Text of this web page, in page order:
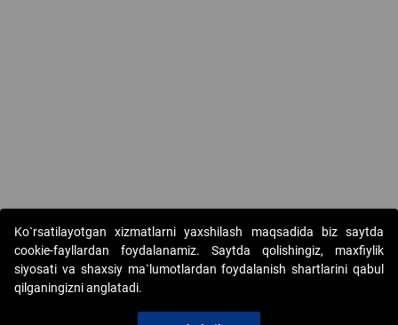
Copyright © 2017-2026. "Elektron onlayn-auksionlarni
tashkil etish" AJ. Barcha huquqlar himoyalangan
Ko`rsatilayotgan xizmatlarni yaxshilash maqsadida biz saytda
cookie-fayllardan foydalanamiz. Saytda qolishingiz, maxfiylik
siyosati va shaxsiy ma`lumotlardan foydalanish shartlarini qabul
qilganingizni anglatadi.